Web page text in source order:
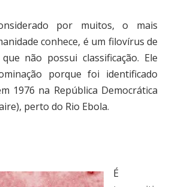
por muitos, o mais
conhece, é um filovírus de
não possui classificação. Ele
porque foi identificado
1976 na República Democrática
perto do Rio Ebola.
É